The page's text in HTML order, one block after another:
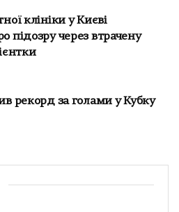
клініки у Києві
підозру через втрачену
рекорд за голами у Кубку